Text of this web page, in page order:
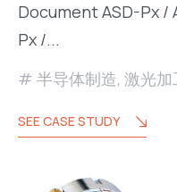
Document ASD-Px /
Px /...
半导体制造, 激光加
SEE CASE STUDY